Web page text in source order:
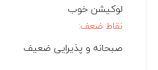
لوکیشن خوب
نقاط ضعف:
صبحانه و پذیرایی ضعیف